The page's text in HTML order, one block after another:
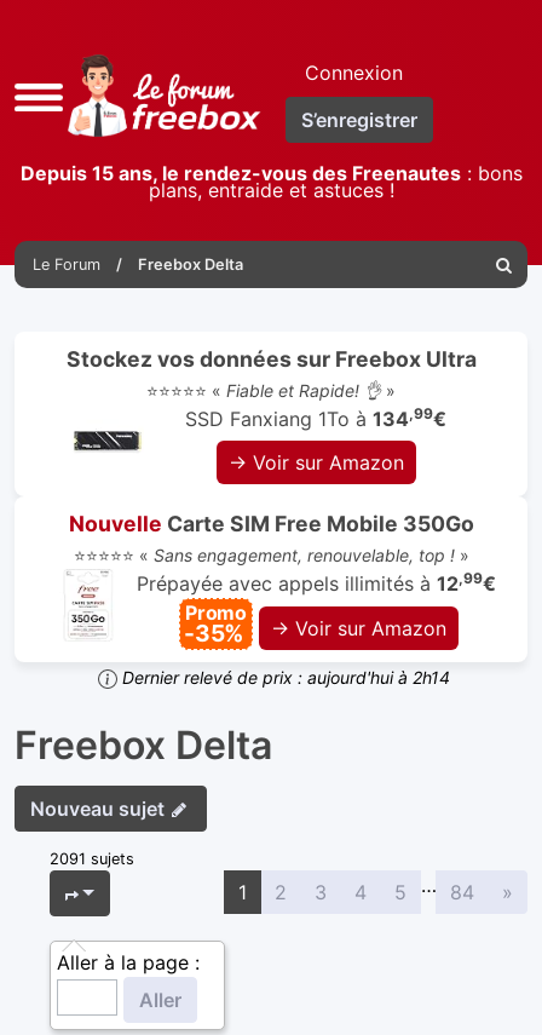
Accès
rapide
Connexion
S’enregistrer
Depuis 15 ans, le rendez-vous des Freenautes: bons
plans, entraide et astuces !
Le Forum Freebox Delta
Stockez vos données sur Freebox Ultra
⭐⭐⭐⭐⭐ « Fiable et Rapide! 👌»
SSD Fanxiang 1To à 134,99€
→ Voir sur Amazon
Nouvelle Carte SIM Free Mobile 350Go
⭐⭐⭐⭐⭐ « Sans engagement, renouvelable, top !»
Prépayée avec appels illimités à 12,99€
Promo
-35% → Voir sur Amazon
Dernier relevé de prix : aujourd'hui à 2h14
Freebox Delta
Nouveau sujet
2091 sujets
Page
Aller à la page :
1 2 3 4 5 … 84 »